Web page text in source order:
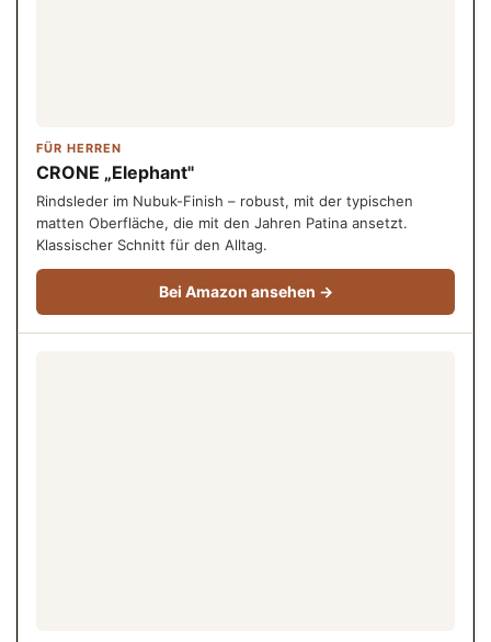
FÜR HERREN
CRONE „Elephant"
Rindsleder im Nubuk-Finish – robust, mit der typischen
matten Oberfläche, die mit den Jahren Patina ansetzt.
Klassischer Schnitt für den Alltag.
Bei Amazon ansehen →